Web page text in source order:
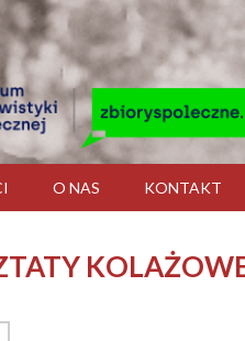
O NAS KONTAKT